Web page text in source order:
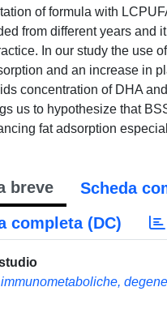
of formula with
from different years and
In our study the use
and an increase in
concentration of DHA
us to hypothesize that
fat adsorption
breve
Scheda
completa (DC)